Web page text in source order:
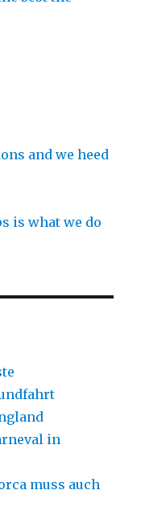
and we heed
is what we do
in
muss auch